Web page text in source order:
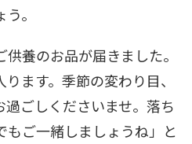
。
養のお品が届きました。
ます。季節の変わり目、
過ごしくださいませ。落ち
ご一緒しましょうね」と